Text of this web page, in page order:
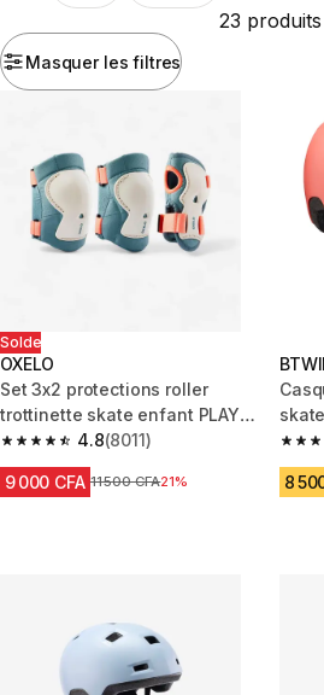
Masquer les filtres
23 produits
Solde
OXELO
Set 3x2 protections roller
trottinette skate enfant PLAY
Caktus
4.8
4.8 out of 5 stars from 8011 reviews
(8011)
9 000 CFA Prix avant réduction
11 500 CFA21%
4.7
8